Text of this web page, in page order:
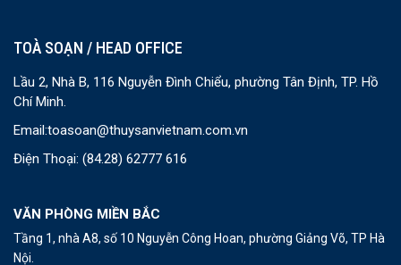
TOÀ SOẠN / HEAD OFFICE
Lầu 2, Nhà B, 116 Nguyễn Đình Chiểu, phường Tân Định, TP. Hồ
Chí Minh.
Email:toasoan@thuysanvietnam.com.vn
Điện Thoại: (84.28) 62777 616
VĂN PHÒNG MIỀN BẮC
Tầng 1, nhà A8, số 10 Nguyễn Công Hoan, phường Giảng Võ, TP Hà
Nội.